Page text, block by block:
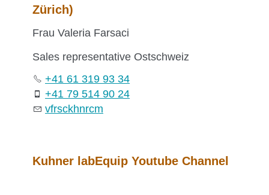
Zürich)
Frau Valeria Farsaci
Sales representative Ostschweiz
+41 61 319 93 34
+41 79 514 90 24
vfrsckhnrcm
Kuhner labEquip Youtube Channel